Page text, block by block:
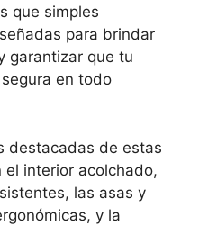
que simples
para brindar
garantizar que tu
en todo
destacadas de estas
interior acolchado,
las asas y
y la